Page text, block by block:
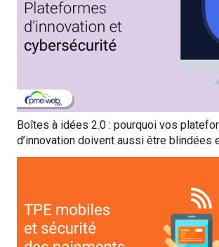
Boîtes à idées 2.0 : pourquoi vos
d’innovation doivent aussi être blindées